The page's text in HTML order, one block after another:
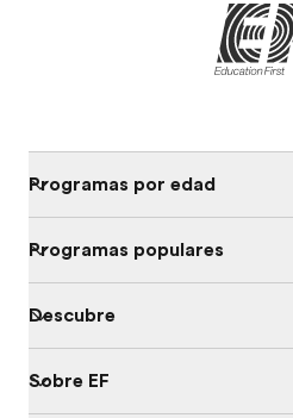
Programas por edad
Programas populares
Descubre
Sobre EF